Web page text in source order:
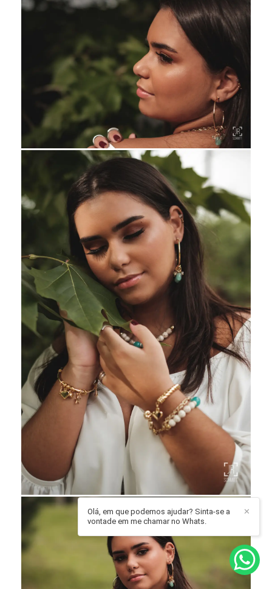
✕
Olá, em que podemos ajudar? Sinta-se a
vontade em me chamar no Whats.